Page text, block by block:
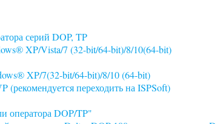
серий DOP, TP
XP/Vista/7 (32-bit/64-bit)/8/10(64-bit)
XP/7(32-bit/64-bit)/8/10 (64-bit)
(рекомендуется переходить на ISPSoft)
оператора DOP/TP"